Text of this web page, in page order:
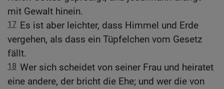
mit Gewalt hinein.
17 Es ist aber leichter, dass Himmel und Erde
vergehen, als dass ein Tüpfelchen vom Gesetz
fällt.
18 Wer sich scheidet von seiner Frau und heiratet
eine andere, der bricht die Ehe; und wer die von